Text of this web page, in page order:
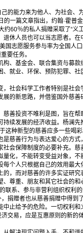
能力来为他人、为社会、
一篇文章指出，约翰·霍普
60％的私人捐赠采取了“义工
人员也可以当志愿者。在
国志愿服务参与率为全国人
要任务。
基金会、联合集资与募款
就业、环保、预防犯罪、社
会科学工作者特别是社会
的新思路，并借鉴国外慈
投资不唯利是图，旨在帮
续发展的经济收益。杨澜先
种新型的慈善应多一些喝
慈善行为与表达爱心的方式
保障制度的必要补充。慈
化，不能转变受益对象，不
人只根据自己的效用最大
，而对慈善的许多实证研
尊重、朋友和其它社会的
系、参与非营利组织权利
捐赠者也从慈善捐赠中得
止给予的危险。一切权利和
交易，应是互惠原则的新的